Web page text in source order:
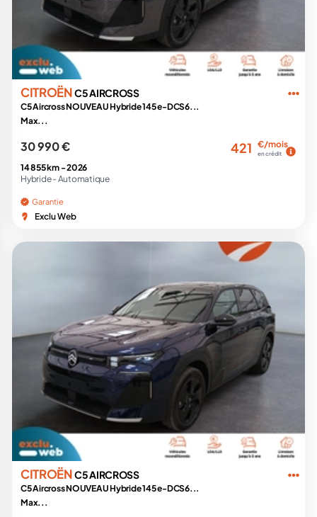
CITROËNC5 AIRCROSS
C5 Aircross NOUVEAU Hybride 145 e-DCS6...
Max...
30 990 € 421 €/mois
en crédit
14 855 km -2026
Hybride - Automatique
Garantie
Exclu Web
CITROËNC5 AIRCROSS
C5 Aircross NOUVEAU Hybride 145 e-DCS6...
Max...